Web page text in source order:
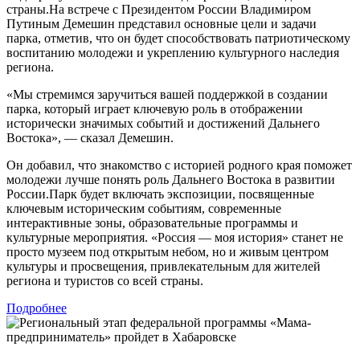
страны.На встрече с Президентом России Владимиром
Путиным Демешин представил основные цели и задачи
парка, отметив, что он будет способствовать патриотическому
воспитанию молодежи и укреплению культурного наследия
региона.
«Мы стремимся заручиться вашей поддержкой в создании
парка, который играет ключевую роль в отображении
исторически значимых событий и достижений Дальнего
Востока», — сказал Демешин.
Он добавил, что знакомство с историей родного края поможет
молодежи лучше понять роль Дальнего Востока в развитии
России.Парк будет включать экспозиции, посвященные
ключевым историческим событиям, современные
интерактивные зоны, образовательные программы и
культурные мероприятия. «Россия — моя история» станет не
просто музеем под открытым небом, но и живым центром
культуры и просвещения, привлекательным для жителей
региона и туристов со всей страны.
Подробнее